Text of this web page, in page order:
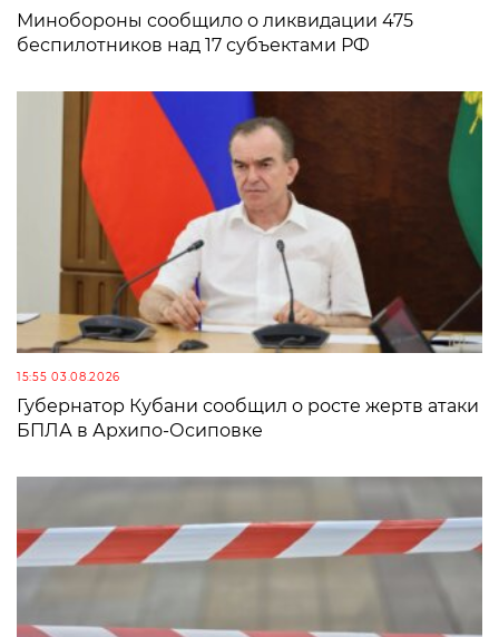
Минобороны сообщило о ликвидации 475
беспилотников над 17 субъектами РФ
15:55 03.08.2026
Губернатор Кубани сообщил о росте жертв атаки
БПЛА в Архипо-Осиповке